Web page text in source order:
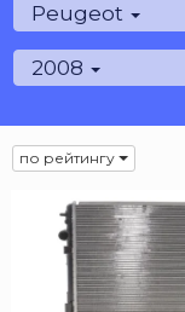
Peugeot
2008
по рейтингу